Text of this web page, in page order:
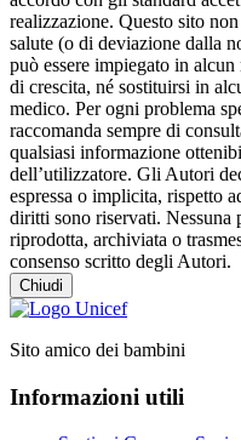
realizzazione. Questo sito
salute (o di deviazione dalla
può essere impiegato in
di crescita, né sostituirsi in
medico. Per ogni problema
raccomanda sempre di
qualsiasi informazione
dell’utilizzatore. Gli Autori
espressa o implicita, rispetto
diritti sono riservati. Nessuna
riprodotta, archiviata o
consenso scritto degli Autori.
Chiudi
Sito amico dei bambini
Informazioni utili